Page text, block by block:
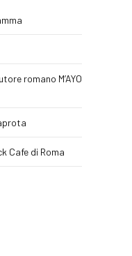
romano M’AYO
Cafe di Roma